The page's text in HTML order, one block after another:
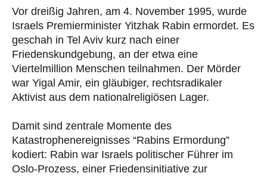
Vor dreißig Jahren, am 4. November 1995, wurde
Israels Premierminister Yitzhak Rabin ermordet. Es
geschah in Tel Aviv kurz nach einer
Friedenskundgebung, an der etwa eine
Viertelmillion Menschen teilnahmen. Der Mörder
war Yigal Amir, ein gläubiger, rechtsradikaler
Aktivist aus dem nationalreligiösen Lager.
Damit sind zentrale Momente des
Katastrophenereignisses “Rabins Ermordung”
kodiert: Rabin war Israels politischer Führer im
Oslo-Prozess, einer Friedensinitiative zur